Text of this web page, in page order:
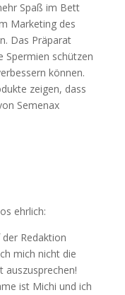
Spaß im Bett
Marketing des
Das Präparat
Spermien schützen
können.
zeigen, dass
Semenax
ehrlich:
der Redaktion
mich nicht die
auszusprechen!
ist Michi und ich